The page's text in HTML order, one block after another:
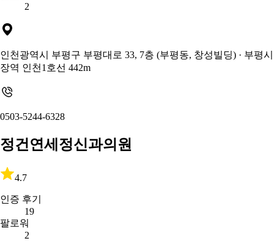
2
인천광역시 부평구 부평대로 33, 7층 (부평동, 창성빌딩) · 부평시
장역 인천1호선 442m
0503-5244-6328
정건연세정신과의원
4.7
인증 후기
19
팔로워
2